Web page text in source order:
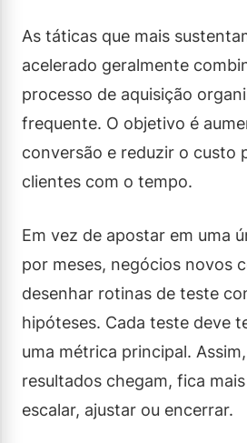
As táticas que mais
acelerado geralmente
processo de aquisição
frequente. O objetivo é
conversão e reduzir o custo
clientes com o tempo.
Em vez de apostar em uma
por meses, negócios novos
desenhar rotinas de teste
hipóteses. Cada teste deve
uma métrica principal.
resultados chegam, fica
escalar, ajustar ou encerrar.